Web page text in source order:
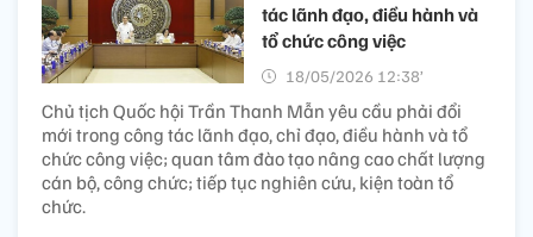
tác lãnh đạo, điều hành và
tổ chức công việc
18/05/2026 12:38’
Chủ tịch Quốc hội Trần Thanh Mẫn yêu cầu phải đổi
mới trong công tác lãnh đạo, chỉ đạo, điều hành và tổ
chức công việc; quan tâm đào tạo nâng cao chất lượng
cán bộ, công chức; tiếp tục nghiên cứu, kiện toàn tổ
chức.